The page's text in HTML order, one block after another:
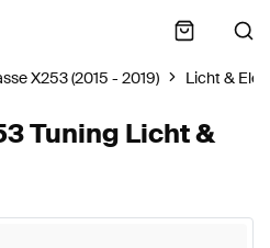
X253 (2015 - 2019) Licht &
Tuning Licht &